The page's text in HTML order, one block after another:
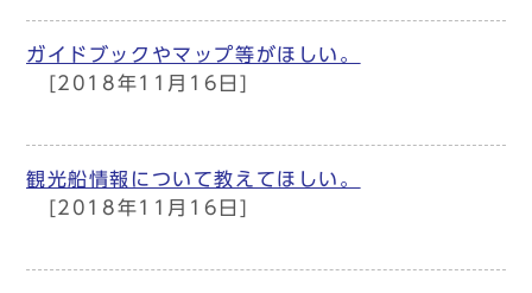
ガイドブックやマップ等がほしい。
[2018年11月16日]
観光船情報について教えてほしい。
[2018年11月16日]